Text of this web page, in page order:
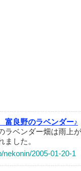
富良野のラベンダー♪
ラベンダー畑は雨上
ました。
nekonin/2005-01-20-1